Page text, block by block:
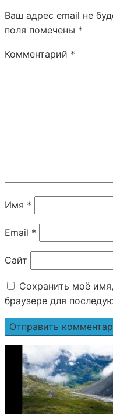
Ваш адрес email не
поля помечены *
Комментарий *
Имя *
Email *
Сайт
Сохранить моё
браузере для